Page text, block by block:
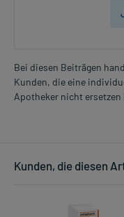
Bei diesen Beiträgen
Kunden, die eine
Apotheker nicht ersetzen
Kunden, die diesen